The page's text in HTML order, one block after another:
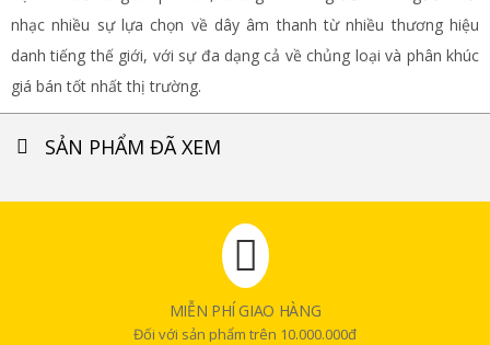
nhạc nhiều sự lựa chọn về dây âm thanh từ nhiều thương hiệu
danh tiếng thế giới, với sự đa dạng cả về chủng loại và phân khúc
giá bán tốt nhất thị trường.
SẢN PHẨM ĐÃ XEM
MIỄN PHÍ GIAO HÀNG
Đối với sản phẩm trên 10.000.000đ